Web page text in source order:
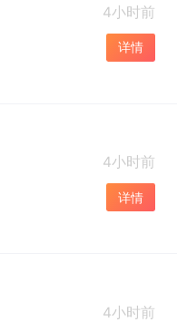
4小时前
详情
4小时前
详情
4小时前